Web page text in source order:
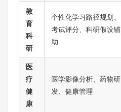
教
育
科
研
个性化学习路径规划、
考试评分、科研假设辅
助
医
疗
健
康
医学影像分析、药物研
发、健康管理